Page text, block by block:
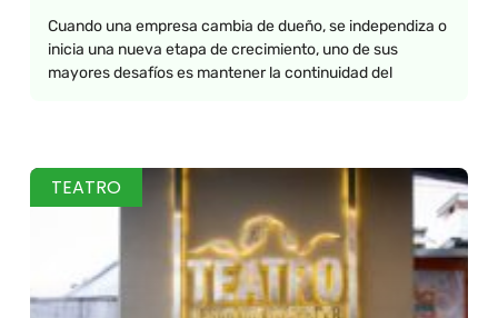
Cuando una empresa cambia de dueño, se independiza o
inicia una nueva etapa de crecimiento, uno de sus
mayores desafíos es mantener la continuidad del
TEATRO